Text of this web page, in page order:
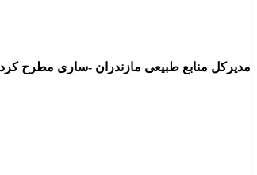
مدیرکل منابع طبیعی مازندران -ساری مطرح